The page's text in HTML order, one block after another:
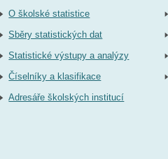
O školské statistice
Sběry statistických dat
Statistické výstupy a analýzy
Číselníky a klasifikace
Adresáře školských institucí